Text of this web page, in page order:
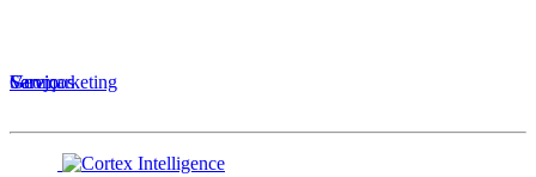
Serviços
Varejo
Geomarketing